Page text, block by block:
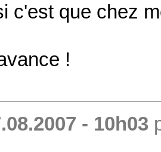
c'est que chez
!
- 10h03